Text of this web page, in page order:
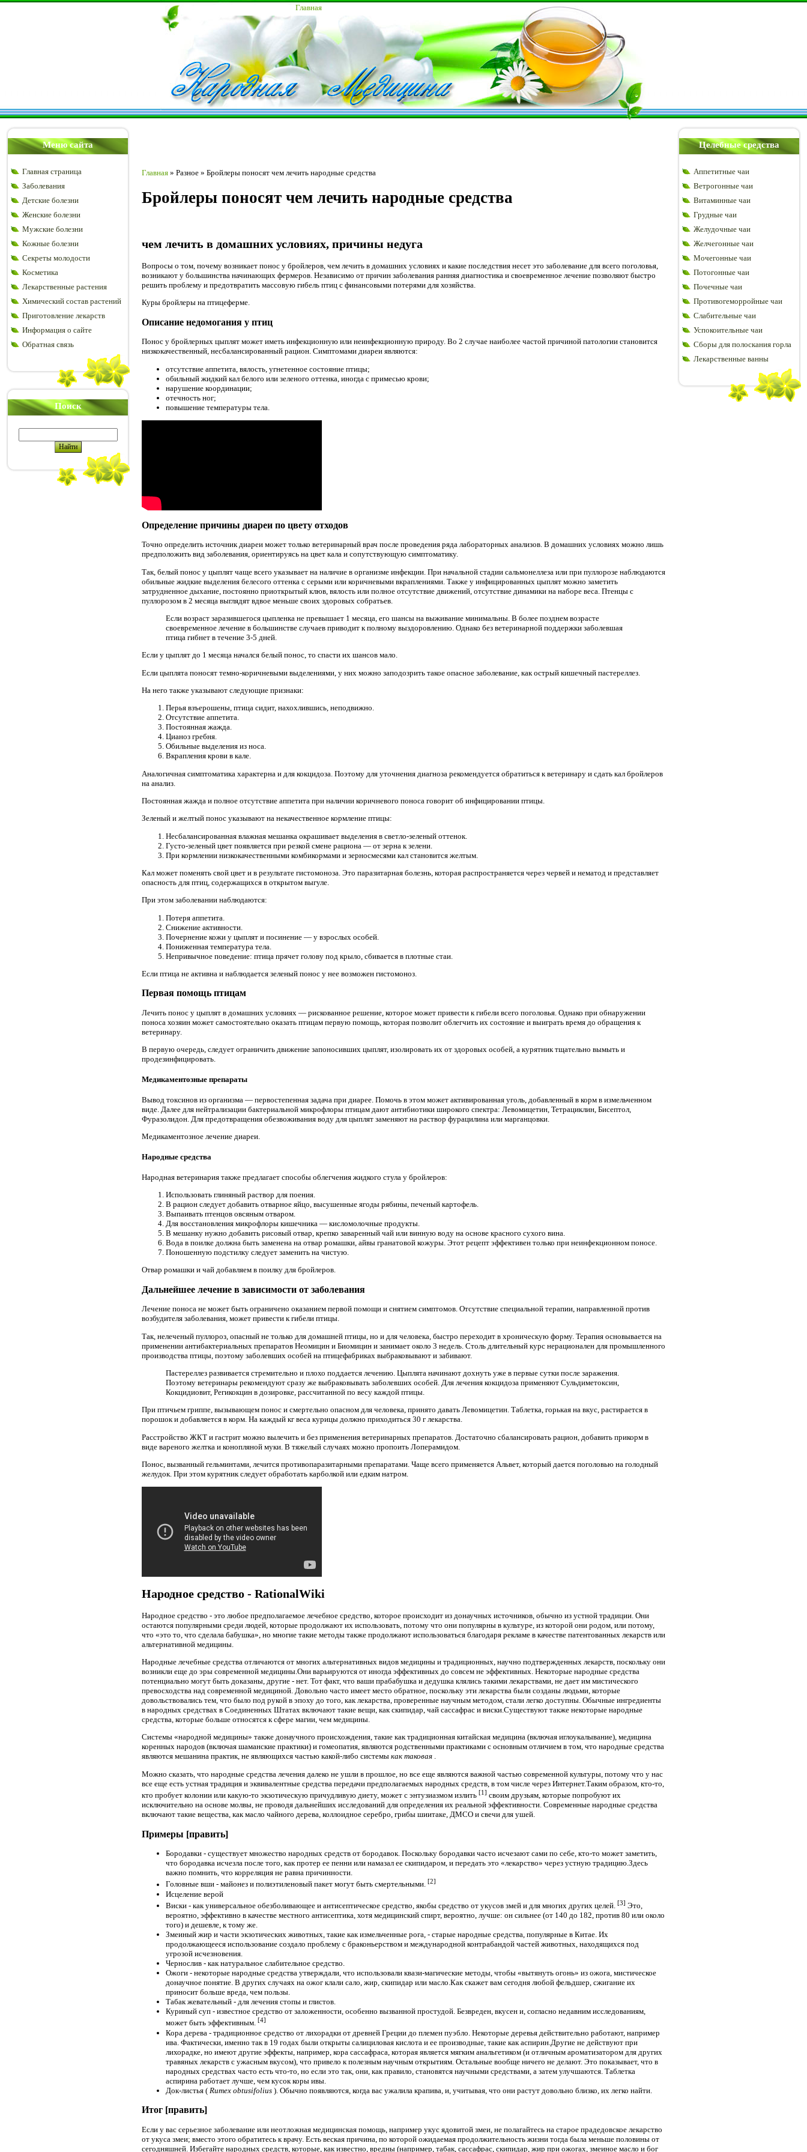
Главная
Меню сайта
Главная страница
Заболевания
Детские болезни
Женские болезни
Мужские болезни
Кожные болезни
Секреты молодости
Косметика
Лекарственные растения
Химический состав растений
Приготовление лекарств
Информация о сайте
Обратная связь
Поиск
Главная » Разное » Бройлеры поносят чем лечить народные средства
Бройлеры поносят чем лечить народные средства
чем лечить в домашних условиях, причины недуга
Вопросы о том, почему возникает понос у бройлеров, чем лечить в домашних условиях и какие последствия несет это заболевание для всего поголовья,
возникают у большинства начинающих фермеров. Независимо от причин заболевания ранняя диагностика и своевременное лечение позволяют быстро
решить проблему и предотвратить массовую гибель птиц с финансовыми потерями для хозяйства.
Куры бройлеры на птицеферме.
Описание недомогания у птиц
Понос у бройлерных цыплят может иметь инфекционную или неинфекционную природу. Во 2 случае наиболее частой причиной патологии становится
низкокачественный, несбалансированный рацион. Симптомами диареи являются:
отсутствие аппетита, вялость, угнетенное состояние птицы;
обильный жидкий кал белого или зеленого оттенка, иногда с примесью крови;
нарушение координации;
отечность ног;
повышение температуры тела.
Определение причины диареи по цвету отходов
Точно определить источник диареи может только ветеринарный врач после проведения ряда лабораторных анализов. В домашних условиях можно лишь
предположить вид заболевания, ориентируясь на цвет кала и сопутствующую симптоматику.
Так, белый понос у цыплят чаще всего указывает на наличие в организме инфекции. При начальной стадии сальмонеллеза или при пуллорозе наблюдаются
обильные жидкие выделения белесого оттенка с серыми или коричневыми вкраплениями. Также у инфицированных цыплят можно заметить
затрудненное дыхание, постоянно приоткрытый клюв, вялость или полное отсутствие движений, отсутствие динамики на наборе веса. Птенцы с
пуллорозом в 2 месяца выглядят вдвое меньше своих здоровых собратьев.
Если возраст заразившегося цыпленка не превышает 1 месяца, его шансы на выживание минимальны. В более позднем возрасте
своевременное лечение в большинстве случаев приводит к полному выздоровлению. Однако без ветеринарной поддержки заболевшая
птица гибнет в течение 3-5 дней.
Если у цыплят до 1 месяца начался белый понос, то спасти их шансов мало.
Если цыплята поносят темно-коричневыми выделениями, у них можно заподозрить такое опасное заболевание, как острый кишечный пастереллез.
На него также указывают следующие признаки:
Перья взъерошены, птица сидит, нахохлившись, неподвижно.
Отсутствие аппетита.
Постоянная жажда.
Цианоз гребня.
Обильные выделения из носа.
Вкрапления крови в кале.
Аналогичная симптоматика характерна и для кокцидоза. Поэтому для уточнения диагноза рекомендуется обратиться к ветеринару и сдать кал бройлеров
на анализ.
Постоянная жажда и полное отсутствие аппетита при наличии коричневого поноса говорит об инфицировании птицы.
Зеленый и желтый понос указывают на некачественное кормление птицы:
Несбалансированная влажная мешанка окрашивает выделения в светло-зеленый оттенок.
Густо-зеленый цвет появляется при резкой смене рациона — от зерна к зелени.
При кормлении низкокачественными комбикормами и зерносмесями кал становится желтым.
Кал может поменять свой цвет и в результате гистомоноза. Это паразитарная болезнь, которая распространяется через червей и нематод и представляет
опасность для птиц, содержащихся в открытом выгуле.
При этом заболевании наблюдаются:
Потеря аппетита.
Снижение активности.
Почернение кожи у цыплят и посинение — у взрослых особей.
Пониженная температура тела.
Непривычное поведение: птица прячет голову под крыло, сбивается в плотные стаи.
Если птица не активна и наблюдается зеленый понос у нее возможен гистомоноз.
Первая помощь птицам
Лечить понос у цыплят в домашних условиях — рискованное решение, которое может привести к гибели всего поголовья. Однако при обнаружении
поноса хозяин может самостоятельно оказать птицам первую помощь, которая позволит облегчить их состояние и выиграть время до обращения к
ветеринару.
В первую очередь, следует ограничить движение запоносивших цыплят, изолировать их от здоровых особей, а курятник тщательно вымыть и
продезинфицировать.
Медикаментозные препараты
Вывод токсинов из организма — первостепенная задача при диарее. Помочь в этом может активированная уголь, добавленный в корм в измельченном
виде. Далее для нейтрализации бактериальной микрофлоры птицам дают антибиотики широкого спектра: Левомицетин, Тетрациклин, Бисептол,
Фуразолидон. Для предотвращения обезвоживания воду для цыплят заменяют на раствор фурацилина или марганцовки.
Медикаментозное лечение диареи.
Народные средства
Народная ветеринария также предлагает способы облегчения жидкого стула у бройлеров:
Использовать глиняный раствор для поения.
В рацион следует добавить отварное яйцо, высушенные ягоды рябины, печеный картофель.
Выпаивать птенцов овсяным отваром.
Для восстановления микрофлоры кишечника — кисломолочные продукты.
В мешанку нужно добавить рисовый отвар, крепко заваренный чай или винную воду на основе красного сухого вина.
Вода в поилке должна быть заменена на отвар ромашки, айвы гранатовой кожуры. Этот рецепт эффективен только при неинфекционном поносе.
Поношенную подстилку следует заменить на чистую.
Отвар ромашки и чай добавляем в поилку для бройлеров.
Дальнейшее лечение в зависимости от заболевания
Лечение поноса не может быть ограничено оказанием первой помощи и снятием симптомов. Отсутствие специальной терапии, направленной против
возбудителя заболевания, может привести к гибели птицы.
Так, нелеченый пуллороз, опасный не только для домашней птицы, но и для человека, быстро переходит в хроническую форму. Терапия основывается на
применении антибактериальных препаратов Неомицин и Биомицин и занимает около 3 недель. Столь длительный курс нерационален для промышленного
производства птицы, поэтому заболевших особей на птицефабриках выбраковывают и забивают.
Пастереллез развивается стремительно и плохо поддается лечению. Цыплята начинают дохнуть уже в первые сутки после заражения.
Поэтому ветеринары рекомендуют сразу же выбраковывать заболевших особей. Для лечения кокцидоза применяют Сульдиметоксин,
Кокцидиовит, Регикокцин в дозировке, рассчитанной по весу каждой птицы.
При птичьем гриппе, вызывающем понос и смертельно опасном для человека, принято давать Левомицетин. Таблетка, горькая на вкус, растирается в
порошок и добавляется в корм. На каждый кг веса курицы должно приходиться 30 г лекарства.
Расстройство ЖКТ и гастрит можно вылечить и без применения ветеринарных препаратов. Достаточно сбалансировать рацион, добавить прикорм в
виде вареного желтка и конопляной муки. В тяжелый случаях можно пропоить Лоперамидом.
Понос, вызванный гельминтами, лечится противопаразитарными препаратами. Чаще всего применяется Альвет, который дается поголовью на голодный
желудок. При этом курятник следует обработать карболкой или едким натром.
Народное средство - RationalWiki
Народное средство - это любое предполагаемое лечебное средство, которое происходит из донаучных источников, обычно из устной традиции. Они
остаются популярными среди людей, которые продолжают их использовать, потому что они популярны в культуре, из которой они родом, или потому,
что «это то, что сделала бабушка», но многие такие методы также продолжают использоваться благодаря рекламе в качестве патентованных лекарств или
альтернативной медицины.
Народные лечебные средства отличаются от многих альтернативных видов медицины и традиционных, научно подтвержденных лекарств, поскольку они
возникли еще до эры современной медицины.Они варьируются от иногда эффективных до совсем не эффективных. Некоторые народные средства
потенциально могут быть доказаны, другие - нет. Тот факт, что ваши прабабушка и дедушка клялись такими лекарствами, не дает им мистического
превосходства над современной медициной. Довольно часто имеет место обратное, поскольку эти лекарства были созданы людьми, которые
довольствовались тем, что было под рукой в ​​эпоху до того, как лекарства, проверенные научным методом, стали легко доступны. Обычные ингредиенты
в народных средствах в Соединенных Штатах включают такие вещи, как скипидар, чай сассафрас и виски.Существуют также некоторые народные
средства, которые больше относятся к сфере магии, чем медицины.
Системы «народной медицины» также донаучного происхождения, такие как традиционная китайская медицина (включая иглоукалывание), медицина
коренных народов (включая шаманские практики) и гомеопатия, являются родственными практиками с основным отличием в том, что народные средства
являются мешанина практик, не являющихся частью какой-либо системы как таковая .
Можно сказать, что народные средства лечения далеко не ушли в прошлое, но все еще являются важной частью современной культуры, потому что у нас
все еще есть устная традиция и эквивалентные средства передачи предполагаемых народных средств, в том числе через Интернет.Таким образом, кто-то,
кто пробует колонии или какую-то экзотическую причудливую диету, может с энтузиазмом излить [1] своим друзьям, которые попробуют их
исключительно на основе молвы, не проводя дальнейших исследований для определения их реальной эффективности. Современные народные средства
включают такие вещества, как масло чайного дерева, коллоидное серебро, грибы шиитаке, ДМСО и свечи для ушей.
Примеры [править]
Бородавки - существует множество народных средств от бородавок. Поскольку бородавки часто исчезают сами по себе, кто-то может заметить,
что бородавка исчезла после того, как протер ее пенни или намазал ее скипидаром, и передать это «лекарство» через устную традицию.Здесь
важно помнить, что корреляция не равна причинности.
Головные вши - майонез и полиэтиленовый пакет могут быть смертельными. [2]
Исцеление верой
Виски - как универсальное обезболивающее и антисептическое средство, якобы средство от укусов змей и для многих других целей. [3] Это,
вероятно, эффективно в качестве местного антисептика, хотя медицинский спирт, вероятно, лучше: он сильнее (от 140 до 182, против 80 или около
того) и дешевле, к тому же.
Змеиный жир и части экзотических животных, такие как измельченные рога, - старые народные средства, популярные в Китае. Их
продолжающееся использование создало проблему с браконьерством и международной контрабандой частей животных, находящихся под
угрозой исчезновения.
Чернослив - как натуральное слабительное средство.
Ожоги - некоторые народные средства утверждали, что использовали квази-магические методы, чтобы «вытянуть огонь» из ожога, мистическое
донаучное понятие. В других случаях на ожог клали сало, жир, скипидар или масло.Как скажет вам сегодня любой фельдшер, сжигание их
приносит больше вреда, чем пользы.
Табак жевательный - для лечения стопы и глистов.
Куриный суп - известное средство от заложенности, особенно вызванной простудой. Безвреден, вкусен и, согласно недавним исследованиям,
может быть эффективным. [4]
Кора дерева - традиционное средство от лихорадки от древней Греции до племен пуэбло. Некоторые деревья действительно работают, например
ива. Фактически, именно так в 19 годах были открыты салициловая кислота и ее производные, такие как аспирин.Другие не действуют при
лихорадке, но имеют другие эффекты, например, кора сассафраса, которая является мягким анальгетиком (и отличным ароматизатором для других
травяных лекарств с ужасным вкусом), что привело к полезным научным открытиям. Остальные вообще ничего не делают. Это показывает, что в
народных средствах часто есть что-то, но если это так, они, как правило, становятся научными средствами, а затем улучшаются. Таблетка
аспирина работает лучше, чем кусок коры ивы.
Док-листья ( Rumex obtusifolius ). Обычно появляются, когда вас ужалила крапива, и, учитывая, что они растут довольно близко, их легко найти.
Итог [править]
Если у вас серьезное заболевание или неотложная медицинская помощь, например укус ядовитой змеи, не полагайтесь на старое прадедовское лекарство
от укуса змеи; вместо этого обратитесь к врачу. Есть веская причина, по которой ожидаемая продолжительность жизни тогда была меньше половины от
сегодняшней. Избегайте народных средств, которые, как известно, вредны (например, табак, сассафрас, скипидар, жир при ожогах, змеиное масло и бог
Целебные средства
Аппетитные чаи
Ветрогонные чаи
Витаминные чаи
Грудные чаи
Желудочные чаи
Желчегонные чаи
Мочегонные чаи
Потогонные чаи
Почечные чаи
Противогеморройные чаи
Слабительные чаи
Успокоительные чаи
Сборы для полоскания горла
Лекарственные ванны